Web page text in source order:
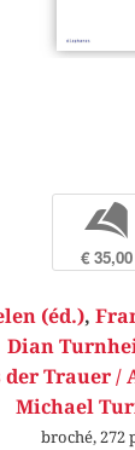
b
€ 35,00
(éd.),
Dian
der Trauer /
Michael
broché, 272